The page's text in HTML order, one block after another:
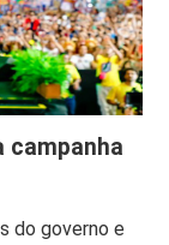
campanha
do governo e